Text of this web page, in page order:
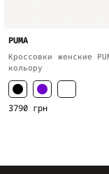
PUMA
Кроссовки женские
кольору
3790 грн